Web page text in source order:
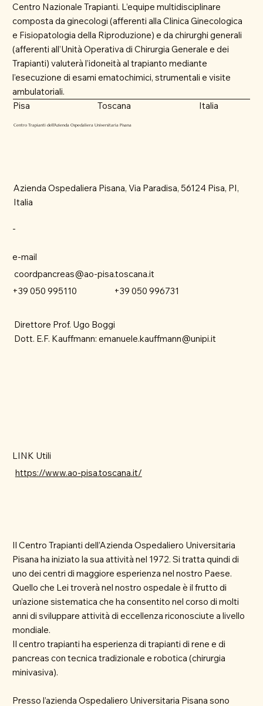
Centro Nazionale Trapianti. L’equipe multidisciplinare
composta da ginecologi (afferenti alla Clinica Ginecologica
e Fisiopatologia della Riproduzione) e da chirurghi generali
(afferenti all’Unità Operativa di Chirurgia Generale e dei
Trapianti) valuterà l’idoneità al trapianto mediante
l’esecuzione di esami ematochimici, strumentali e visite
ambulatoriali.​
Centro Trapianti dell'Azienda Ospedaliera Universitaria Pisana
Pisa Toscana Italia
Azienda Ospedaliera Pisana, Via Paradisa, 56124 Pisa, PI,
Italia
Direttore Prof. Ugo Boggi
Dott. E.F. Kauffmann: emanuele.kauffmann@unipi.it
coordpancreas@ao-pisa.toscana.it
-
Il Centro Trapianti dell’Azienda Ospedaliero Universitaria
Pisana ha iniziato la sua attività nel 1972. Si tratta quindi di
uno dei centri di maggiore esperienza nel nostro Paese.
Quello che Lei troverà nel nostro ospedale è il frutto di
un’azione sistematica che ha consentito nel corso di molti
anni di sviluppare attività di eccellenza riconosciute a livello
mondiale.
Il centro trapianti ha esperienza di trapianti di rene e di
pancreas con tecnica tradizionale e robotica (chirurgia
minivasiva).
Presso l’azienda Ospedaliero Universitaria Pisana sono
e-mail
+39 050 995110 +39 050 996731
LINK Utili
https://www.ao-pisa.toscana.it/